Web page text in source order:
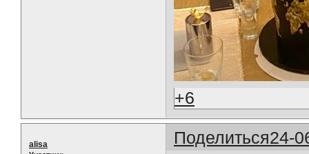
+6
Поделиться24-
alisa